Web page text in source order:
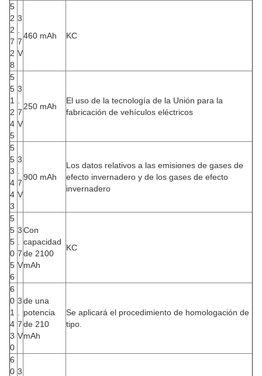
5
2
2
7
2
8
3
.
7
V
460 mAh KC
5
5
1
2
4
5
3
.
7
V
250 mAh
El uso de la tecnología de la Unión para la
fabricación de vehículos eléctricos
5
5
3
4
4
3
3
.
7
V
900 mAh
Los datos relativos a las emisiones de gases de
efecto invernadero y de los gases de efecto
invernadero
5
5
5
0
5
6
3
.
7
V
Con
capacidad
de 2100
mAh
KC
6
0
1
4
3
0
3
.
7
V
de una
potencia
de 210
mAh
Se aplicará el procedimiento de homologación de
tipo.
6
0 3